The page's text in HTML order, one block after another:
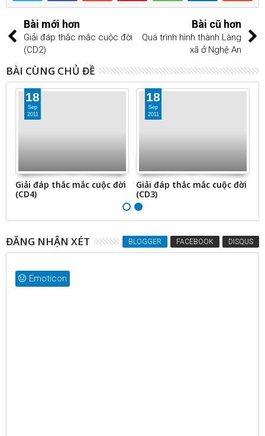
Bài mới hơn
Giải đáp thắc mắc cuộc đời
(CD2)
Bài cũ hơn
Quá trình hình thành Làng
xã ở Nghệ An
BÀI CÙNG CHỦ ĐỀ
18
Sep
2011
Giải đáp thắc mắc cuộc đời
(CD4)
18
Sep
2011
Giải đáp thắc mắc cuộc đời
(CD3)
ĐĂNG NHẬN XÉT BLOGGER FACEBOOK DISQUS
Emoticon